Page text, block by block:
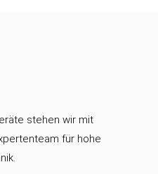
stehen wir mit
für hohe